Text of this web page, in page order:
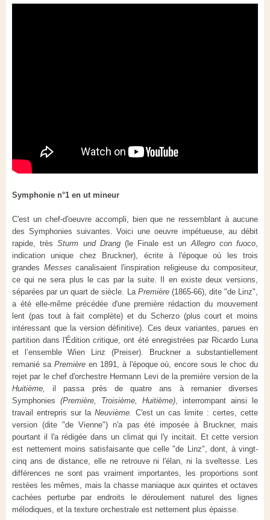
Symphonie n°1 en ut mineur
C'est un chef-d'oeuvre accompli, bien que ne ressemblant à aucune
des Symphonies suivantes. Voici une oeuvre impétueuse, au débit
rapide, trèsSturm und Drang (le Finale est unAllegro con fuoco,
indication unique chez Bruckner), écrite à l'époque où les trois
grandes Messes canalisaient l'inspiration religieuse du compositeur,
ce qui ne sera plus le cas par la suite. Il en existe deux versions,
séparées par un quart de siècle. La Première (1865-66), dite "de Linz",
a été elle-même précédée d'une première rédaction du mouvement
lent (pas tout à fait complète) et du Scherzo (plus court et moins
intéressant que la version définitive). Ces deux variantes, parues en
partition dans l'Édition critique, ont été enregistrées par Ricardo Luna
et l’ensemble Wien Linz (Preiser). Bruckner a substantiellement
remanié sa Première en 1891, à l'époque où, encore sous le choc du
rejet par le chef d'orchestre Hermann Levi de la première version de la
Huitième,
il passa près de quatre ans à remanier diverses
Symphonies (Première, Troisième, Huitième), interrompant ainsi le
travail entrepris sur la Neuvième. C'est un cas limite : certes, cette
version (dite "de Vienne") n'a pas été imposée à Bruckner, mais
pourtant il l'a rédigée dans un climat qui l'y incitait. Et cette version
est nettement moins satisfaisante que celle "de Linz", dont, à vingt-
cinq ans de distance, elle ne retrouve ni l'élan, ni la sveltesse. Les
différences ne sont pas vraiment importantes, les proportions sont
restées les mêmes, mais la chasse maniaque aux quintes et octaves
cachées perturbe par endroits le déroulement naturel des lignes
mélodiques, et la texture orchestrale est nettement plus épaisse.